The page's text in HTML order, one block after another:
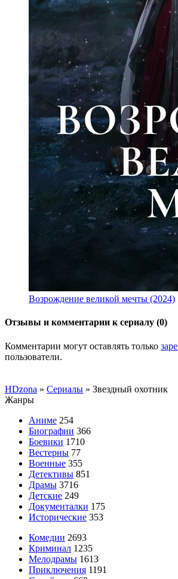
Возрождение великой мечты (2024)
Отзывы и комментарии к сериалу (0)
Комментарии могут оставлять только
пользователи.
HDzona » Сериалы » Звездный охотник
Жанры
Аниме 254
Биографии 366
Боевики 1710
Вестерны 77
Военные 355
Детективы 851
Драмы 3716
Детские 249
Документалки 175
Исторические 353
Комедии 2693
Криминал 1235
Мелодрамы 1613
Приключения 1191